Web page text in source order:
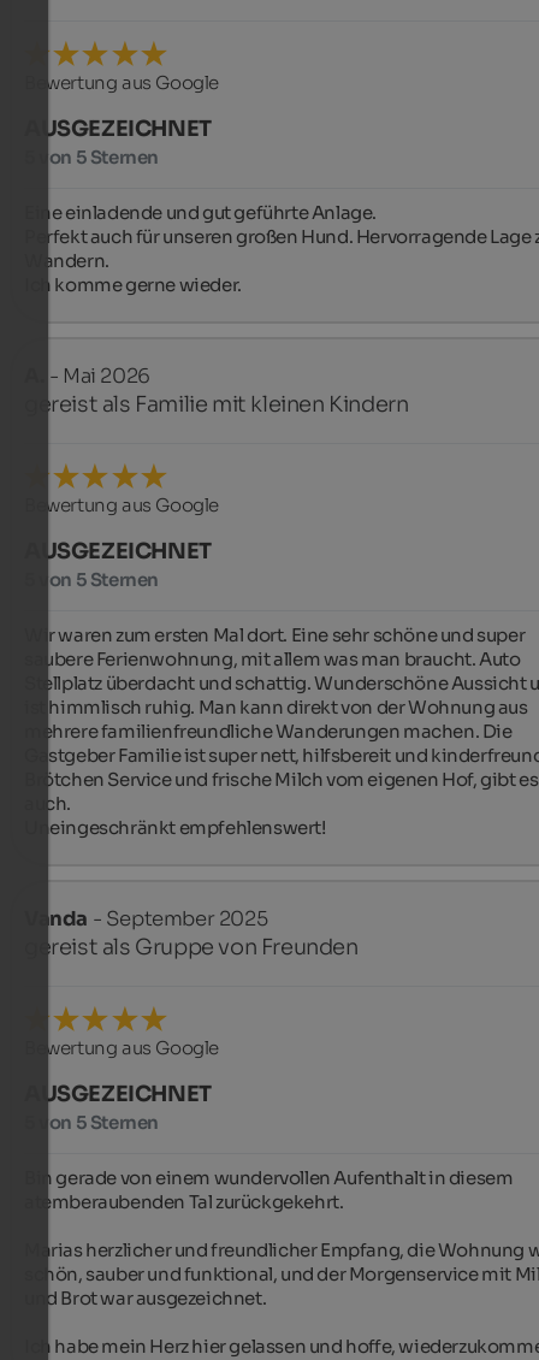
Bewertung aus Google
AUSGEZEICHNET
5 von 5 Sternen
Eine einladende und gut geführte Anlage.
Perfekt auch für unseren großen Hund. Hervorragende Lage
Wandern.
Ich komme gerne wieder.
- Mai 2026
gereist als Familie mit kleinen Kindern
Bewertung aus Google
AUSGEZEICHNET
5 von 5 Sternen
Wir waren zum ersten Mal dort. Eine sehr schöne und super
saubere Ferienwohnung, mit allem was man braucht. Auto
Stellplatz überdacht und schattig. Wunderschöne Aussicht
ist himmlisch ruhig. Man kann direkt von der Wohnung aus
mehrere familienfreundliche Wanderungen machen. Die
Gastgeber Familie ist super nett, hilfsbereit und
Brötchen Service und frische Milch vom eigenen Hof, gibt es
auch.
Uneingeschränkt empfehlenswert!
Vanda - September 2025
gereist als Gruppe von Freunden
Bewertung aus Google
AUSGEZEICHNET
5 von 5 Sternen
Bin gerade von einem wundervollen Aufenthalt in diesem
atemberaubenden Tal zurückgekehrt.
Marias herzlicher und freundlicher Empfang, die Wohnung
schön, sauber und funktional, und der Morgenservice mit
und Brot war ausgezeichnet.
Ich habe mein Herz hier gelassen und hoffe,